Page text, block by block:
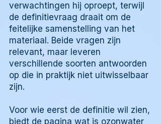
verwachtingen hij oproept, terwijl
de definitievraag draait om de
feitelijke samenstelling van het
materiaal. Beide vragen zijn
relevant, maar leveren
verschillende soorten antwoorden
op die in praktijk niet uitwisselbaar
zijn.
Voor wie eerst de definitie wil zien,
biedt de pagina wat is ozonwater